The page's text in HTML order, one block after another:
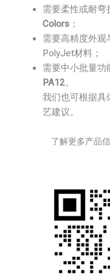
需要柔性或耐弯
Colors ；
需要高精度外观
PolyJet材料；
需要中小批量功
PA12。
我们也可根据具
艺建议。
了解更多产品